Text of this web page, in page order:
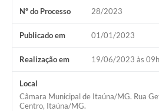
Nº do Processo 28/2023
Publicado em 01/01/2023
Realização em 19/06/2023 às
Local
Câmara Municipal de Itaúna/MG. Rua
Centro, Itaúna/MG.